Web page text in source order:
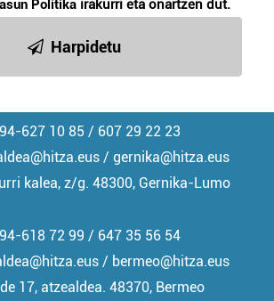
Politika irakurri eta onartzen dut.
Harpidetu
94-627 10 85 / 607 29 22 23
/ gernika@hitza.eus
kalea, z/g. 48300, Gernika-Lumo
94-618 72 99 / 647 35 56 54
/ bermeo@hitza.eus
17, atzealdea. 48370, Bermeo